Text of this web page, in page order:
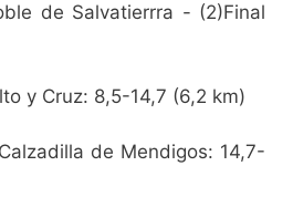
de Salvatierrra - (2)Final
y Cruz: 8,5-14,7 (6,2 km)
de Mendigos: 14,7-